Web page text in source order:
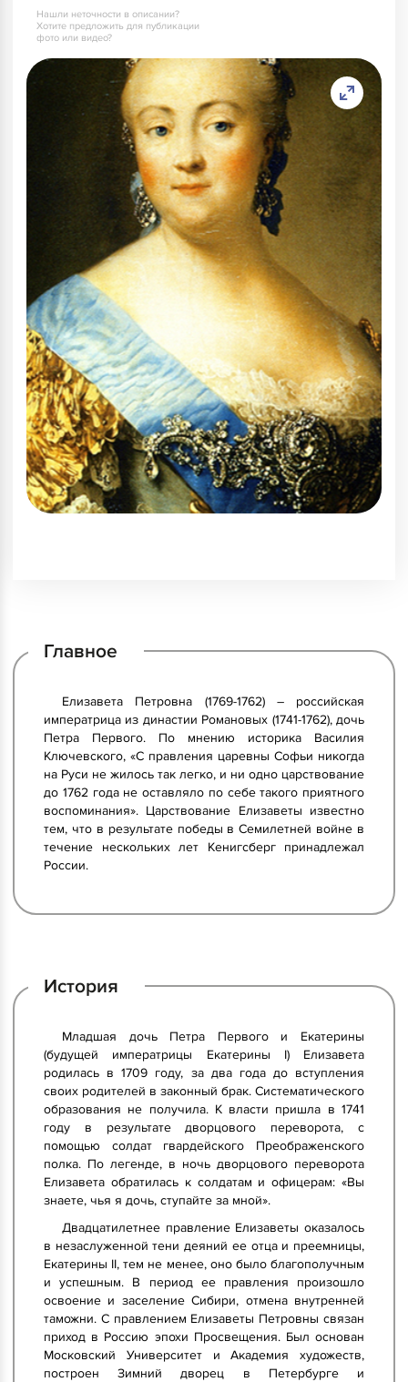
Нашли неточности в описании?
Хотите предложить для публикации
фото или видео?
Главное
Елизавета Петровна (1769-1762) – российская
императрица из династии Романовых (1741-1762), дочь
Петра Первого. По мнению историка Василия
Ключевского, «С правления царевны Софьи никогда
на Руси не жилось так легко, и ни одно царствование
до 1762 года не оставляло по себе такого приятного
воспоминания». Царствование Елизаветы известно
тем, что в результате победы в Семилетней войне в
течение нескольких лет Кенигсберг принадлежал
России.
История
Младшая дочь Петра Первого и Екатерины
(будущей императрицы Екатерины I) Елизавета
родилась в 1709 году, за два года до вступления
своих родителей в законный брак. Систематического
образования не получила. К власти пришла в 1741
году в результате дворцового переворота, с
помощью солдат гвардейского Преображенского
полка. По легенде, в ночь дворцового переворота
Елизавета обратилась к солдатам и офицерам: «Вы
знаете, чья я дочь, ступайте за мной».
Двадцатилетнее правление Елизаветы оказалось
в незаслуженной тени деяний ее отца и преемницы,
Екатерины II, тем не менее, оно было благополучным
и успешным. В период ее правления произошло
освоение и заселение Сибири, отмена внутренней
таможни. С правлением Елизаветы Петровны связан
приход в Россию эпохи Просвещения. Был основан
Московский Университет и Академия художеств,
построен Зимний дворец в Петербурге и